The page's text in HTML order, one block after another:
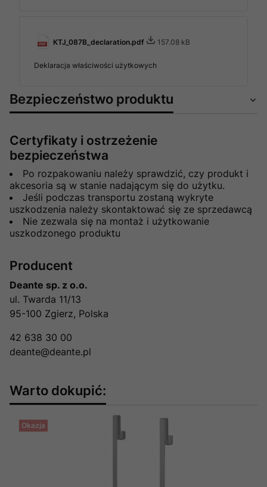
KTJ_087B_declaration.pdf 157.08 kB
Deklaracja właściwości użytkowych
Bezpieczeństwo produktu
Certyfikaty i ostrzeżenie
bezpieczeństwa
Po rozpakowaniu należy sprawdzić, czy produkt i
akcesoria są w stanie nadającym się do użytku.
Jeśli podczas transportu zostaną wykryte
uszkodzenia należy skontaktować się ze sprzedawcą
Nie zezwala się na montaż i użytkowanie
uszkodzonego produktu
Producent
Deante sp. z o.o.
ul. Twarda 11/13
95-100 Zgierz, Polska
42 638 30 00
deante@deante.pl
Warto dokupić:
Okazja